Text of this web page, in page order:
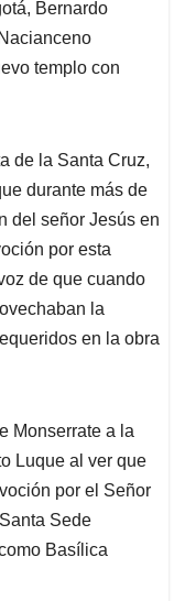
Bernardo
templo con
de la Santa Cruz,
durante más de
del señor Jesús en
por esta
de que cuando
la
en la obra
Monserrate a la
Luque al ver que
por el Señor
Sede
Basílica